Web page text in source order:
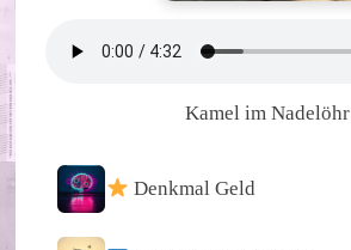
Kamel im Nadelöhr
Denkmal Geld